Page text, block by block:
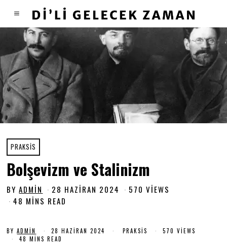
PRAKSIS
Bolşevizm ve Stalinizm
BYADMIN 28 HAZIRAN 2024 2
Z
570 VIEWS
48 MINS READ
BYADMIN 28 HAZIRAN 2024 PRAKSIS
570 VIEWS
48 MINS READ